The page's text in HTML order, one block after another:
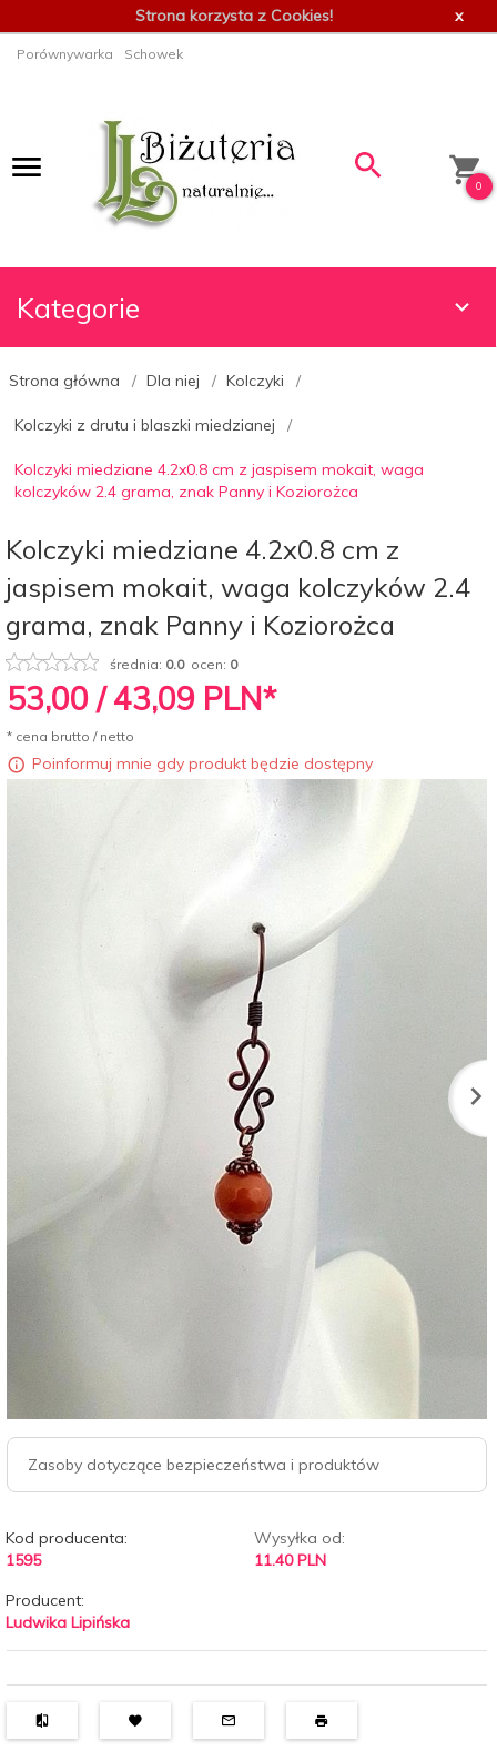
Strona korzysta z Cookies! x
Porównywarka Schowek
0
Kategorie
Strona główna Dla niej Kolczyki
Kolczyki z drutu i blaszki miedzianej
Kolczyki miedziane 4.2x0.8 cm z jaspisem mokait, waga
kolczyków 2.4 grama, znak Panny i Koziorożca
Kolczyki miedziane 4.2x0.8 cm z
jaspisem mokait, waga kolczyków 2.4
grama, znak Panny i Koziorożca
średnia: 0.0ocen: 0
53,00 / 43,09 PLN*
* cena brutto / netto
Poinformuj mnie gdy produkt będzie dostępny
Zasoby dotyczące bezpieczeństwa i produktów
Kod producenta:
1595
Wysyłka od:
11.40 PLN
Producent:
Ludwika Lipińska